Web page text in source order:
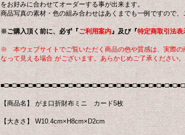
をお好みに合わせてオーダーする事が出来ます。
商品写真の素材・色の組み合わせはあくまでも一例ですので
※ご購入頂く前に、必ず『ご利用案内』及び『特定商取引法表
※ 本ウェブサイトでご覧いただく商品の色や質感は、実際の
なって見える場合 がございます。あらかじめご了承ください。
【商品名】 がま口折財布ミニ カード5枚
【大きさ】 W10.4cm×H8cm×D2cm